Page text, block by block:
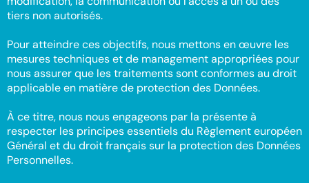
tiers non autorisés.
Pour atteindre ces objectifs, nous mettons en œuvre les
mesures techniques et de management appropriées pour
nous assurer que les traitements sont conformes au droit
applicable en matière de protection des Données.
À ce titre, nous nous engageons par la présente à
respecter les principes essentiels du Règlement européen
Général et du droit français sur la protection des Données
Personnelles.